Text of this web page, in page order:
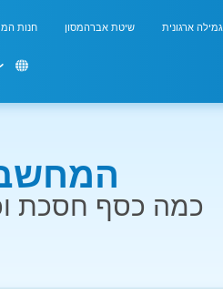
גמילה ארגונית שיטת אברהמסון חנות
כמה כסף חסכת